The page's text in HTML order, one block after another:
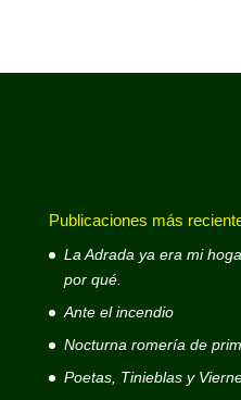
Publicaciones más
La Adrada ya era mi
por qué.
Ante el incendio
Nocturna romería de
Poetas, Tinieblas y